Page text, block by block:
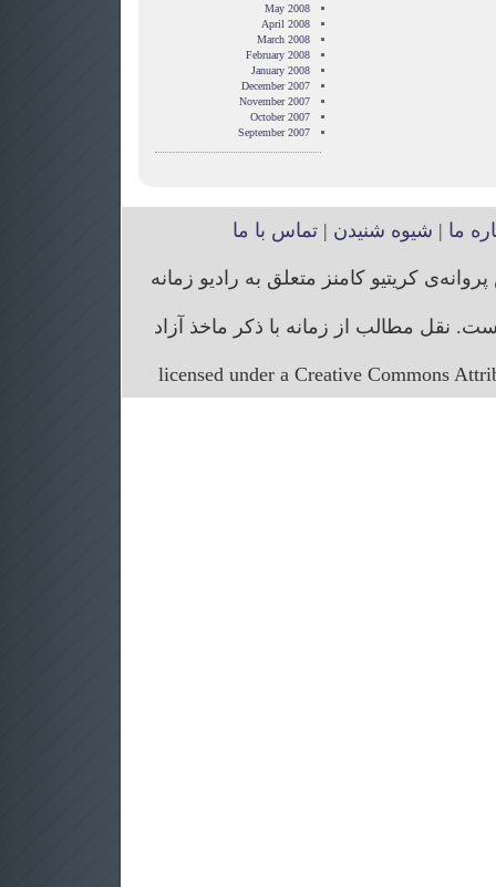
May 2008
April 2008
March 2008
February 2008
January 2008
December 2007
November 2007
October 2007
September 2007
ما | شیوه شنیدن |تماس با ما
کریتیو کامنز متعلق به رادیو زمانه
نقل مطالب از زمانه با ذکر ماخذ آزاد
licensed under a Creative Commons